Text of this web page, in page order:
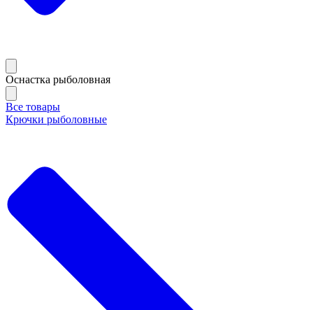
Оснастка рыболовная
Все товары
Крючки рыболовные